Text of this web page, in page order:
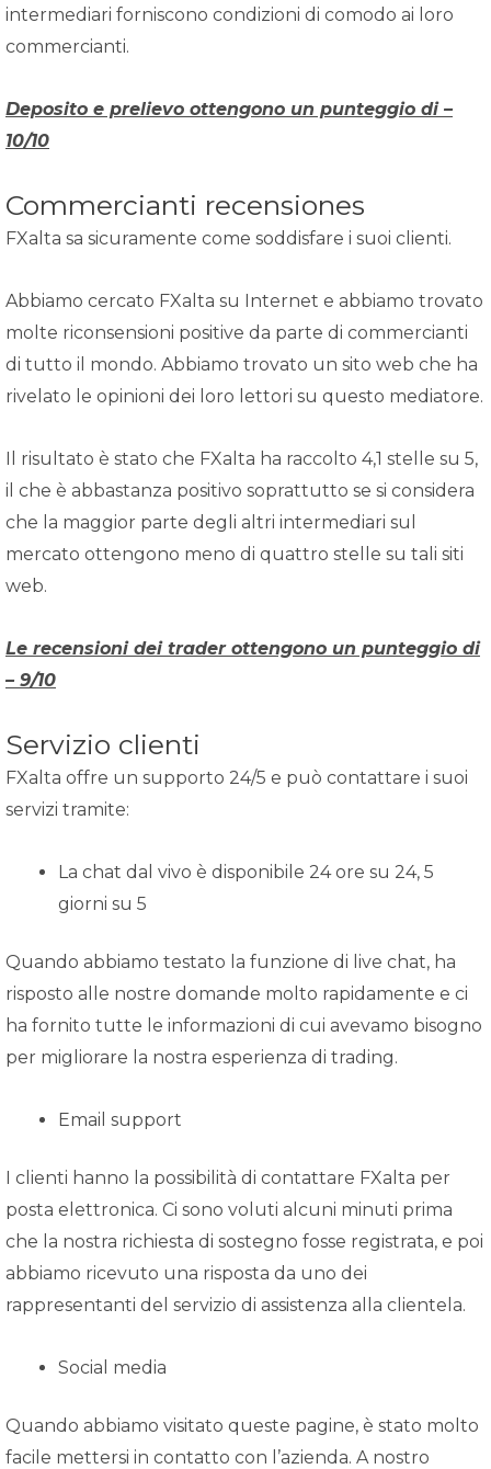
intermediari forniscono condizioni di comodo ai loro
commercianti.
Deposito e prelievo ottengono un punteggio di –
10/10
Commercianti recensiones
FXalta sa sicuramente come soddisfare i suoi clienti.
Abbiamo cercato FXalta su Internet e abbiamo trovato
molte riconsensioni positive da parte di commercianti
di tutto il mondo. Abbiamo trovato un sito web che ha
rivelato le opinioni dei loro lettori su questo mediatore.
Il risultato è stato che FXalta ha raccolto 4,1 stelle su 5,
il che è abbastanza positivo soprattutto se si considera
che la maggior parte degli altri intermediari sul
mercato ottengono meno di quattro stelle su tali siti
web.
Le recensioni dei trader ottengono un punteggio di
– 9/10
Servizio clienti
FXalta offre un supporto 24/5 e può contattare i suoi
servizi tramite:
La chat dal vivo è disponibile 24 ore su 24, 5
giorni su 5
Quando abbiamo testato la funzione di live chat, ha
risposto alle nostre domande molto rapidamente e ci
ha fornito tutte le informazioni di cui avevamo bisogno
per migliorare la nostra esperienza di trading.
Email support
I clienti hanno la possibilità di contattare FXalta per
posta elettronica. Ci sono voluti alcuni minuti prima
che la nostra richiesta di sostegno fosse registrata, e poi
abbiamo ricevuto una risposta da uno dei
rappresentanti del servizio di assistenza alla clientela.
Social media
Quando abbiamo visitato queste pagine, è stato molto
facile mettersi in contatto con l’azienda. A nostro